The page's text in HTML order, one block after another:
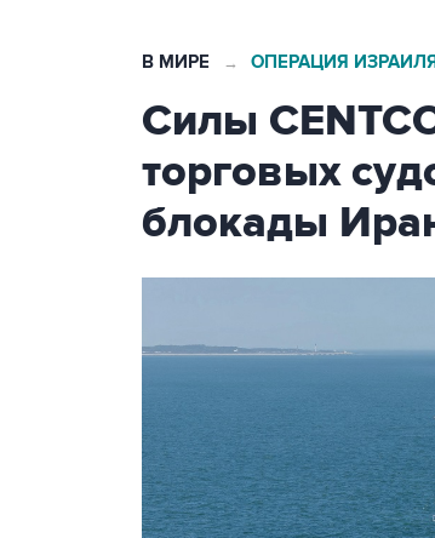
В МИРЕ → ОПЕРАЦИЯ
Силы
торговых
блокады